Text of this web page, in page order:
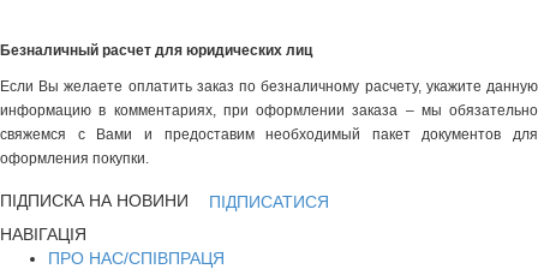
Безналичный расчет для юридических лиц
Если Вы желаете оплатить заказ по безналичному расчету, укажите данную
информацию в комментариях, при оформлении заказа – мы обязательно
свяжемся с Вами и предоставим необходимый пакет документов для
оформления покупки.
ПІДПИСКА НА НОВИНИ
ПІДПИСАТИСЯ
НАВІГАЦІЯ
ПРО НАС/СПІВПРАЦЯ